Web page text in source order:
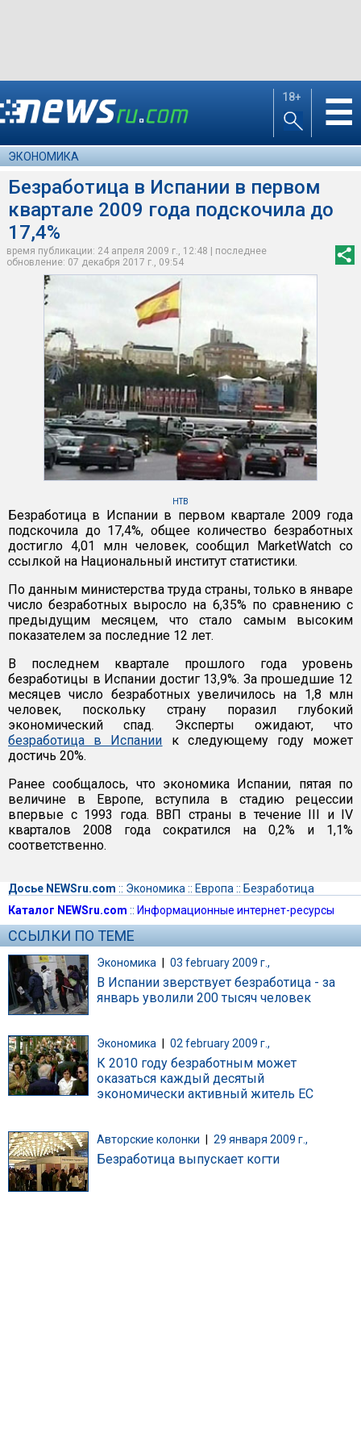
18+ ☰
ЭКОНОМИКА
Безработица в Испании в первом
квартале 2009 года подскочила до
17,4%
время публикации: 24 апреля 2009 г., 12:48 | последнее
обновление: 07 декабря 2017 г., 09:54
НТВ
Безработица в Испании в первом квартале 2009 года
подскочила до 17,4%, общее количество безработных
достигло 4,01 млн человек, сообщил MarketWatch со
ссылкой на Национальный институт статистики.
По данным министерства труда страны, только в январе
число безработных выросло на 6,35% по сравнению с
предыдущим месяцем, что стало самым высоким
показателем за последние 12 лет.
В последнем квартале прошлого года уровень
безработицы в Испании достиг 13,9%. За прошедшие 12
месяцев число безработных увеличилось на 1,8 млн
человек, поскольку страну поразил глубокий
экономический спад. Эксперты ожидают, что
безработица в Испании к следующему году может
достичь 20%.
Ранее сообщалось, что экономика Испании, пятая по
величине в Европе, вступила в стадию рецессии
впервые с 1993 года. ВВП страны в течение III и IV
кварталов 2008 года сократился на 0,2% и 1,1%
соответственно.
Досье NEWSru.com :: Экономика :: Европа :: Безработица
Каталог NEWSru.com :: Информационные интернет-ресурсы
ССЫЛКИ ПО ТЕМЕ
Экономика | 03 february 2009 г.,
В Испании зверствует безработица - за
январь уволили 200 тысяч человек
Экономика 02 february 2009 г.,
К 2010 году безработным может
оказаться каждый десятый
экономически активный житель ЕС
Авторские колонки 29 января 2009 г.,
Безработица выпускает когти